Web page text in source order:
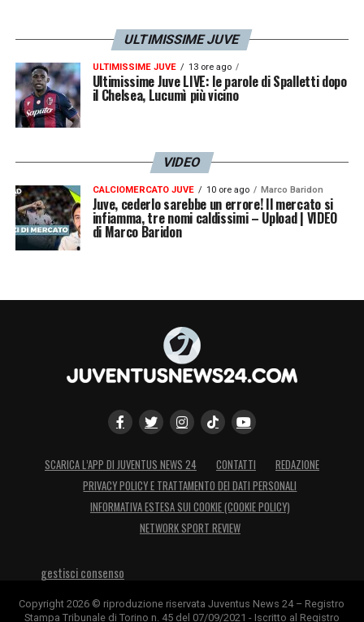
ULTIMISSIME JUVE
ULTIMISSIME JUVE 13 ore ago
Ultimissime Juve LIVE: le parole di Spalletti dopo
il Chelsea, Lucumì più vicino
VIDEO
CALCIOMERCATO JUVE 10 ore ago Marco Baridon
Juve, cederlo sarebbe un errore! Il mercato si
infiamma, tre nomi caldissimi – Upload | VIDEO
di Marco Baridon
SCARICA L’APP DI JUVENTUS NEWS 24 CONTATTI
REDAZIONE
PRIVACY POLICY E TRATTAMENTO DEI DATI PERSONALI
INFORMATIVA ESTESA SUI COOKIE (COOKIE POLICY)
NETWORK SPORT REVIEW
gestisci consenso
Copyright 2026 © riproduzione riservata Juventus News 24 – Registro
Stampa Tribunale di Torino n. 45 del 07/09/2021 - Iscritto al Registro